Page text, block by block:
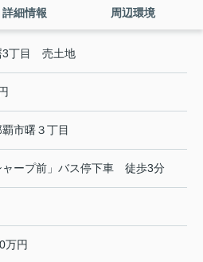
詳細情報 周辺環境
3丁目 売土地
覇市曙３丁目
ャープ前」バス停下車 徒歩3分
万円